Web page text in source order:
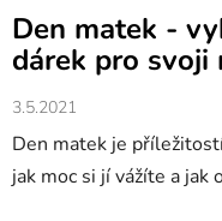
Den matek -
dárek pro svoji
3.5.2021
Den matek je
jak moc si jí vážíte a jak